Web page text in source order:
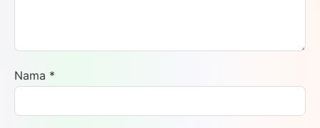
Nama *